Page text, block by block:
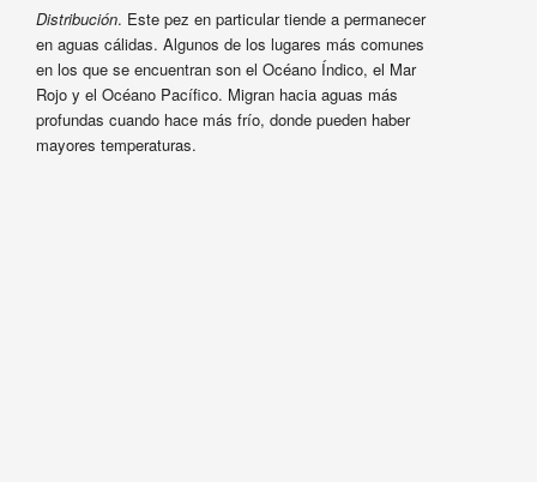
Distribución. Este pez en particular tiende a permanecer
en aguas cálidas. Algunos de los lugares más comunes
en los que se encuentran son el Océano Índico, el Mar
Rojo y el Océano Pacífico. Migran hacia aguas más
profundas cuando hace más frío, donde pueden haber
mayores temperaturas.